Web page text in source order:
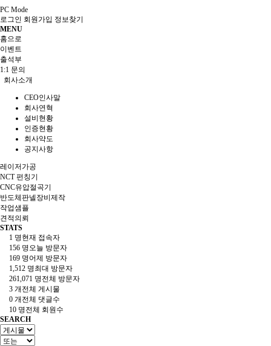
PC Mode
로그인 회원가입 정보찾기
MENU
홈으로
이벤트
출석부
1:1 문의
회사소개
CEO인사말
회사연혁
설비현황
인증현황
회사약도
공지사항
레이저가공
NCT 펀칭기
CNC유압절곡기
반도체판넬장비제작
작업샘플
견적의뢰
STATS
1 명현재 접속자
156 명오늘 방문자
169 명어제 방문자
1,512 명최대 방문자
261,071 명전체 방문자
3 개 전체 게시물
0 개 전체 댓글수
10 명전체 회원수
SEARCH